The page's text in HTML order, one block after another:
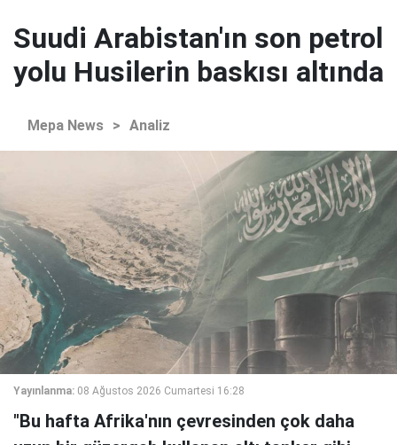
Suudi Arabistan'ın son petrol
yolu Husilerin baskısı altında
Mepa News > Analiz
Yayınlanma: 08 Ağustos 2026 Cumartesi 16:28
"Bu hafta Afrika'nın çevresinden çok daha